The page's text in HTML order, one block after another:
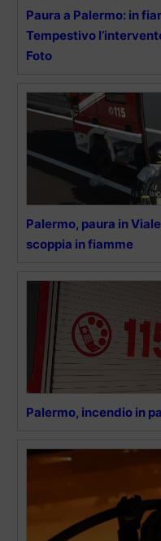
Paura a Palermo: in
Tempestivo
Foto
Palermo, paura in
scoppia in fiamme
Palermo, incendio in